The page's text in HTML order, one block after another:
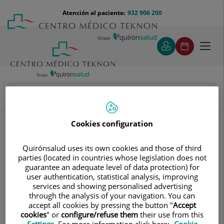
contenido
Menú
teléfono
cabecera
932 906 200
Atención al paciente:
Diego Enrique Sisa Elizeche
Diego EnriqueSisa Elizeche
FACULTATIVO ESPECIALISTA ANGIOLOGÍA Y CIRUGÍA
VASCULAR
Cookies configuration
Quirónsalud uses its own cookies and those of third
parties (located in countries whose legislation does not
guarantee an adequate level of data protection) for
user authentication, statistical analysis, improving
services and showing personalised advertising
through the analysis of your navigation. You can
accept all cookies by pressing the button "Accept
cookies" or configure/refuse them their use from this